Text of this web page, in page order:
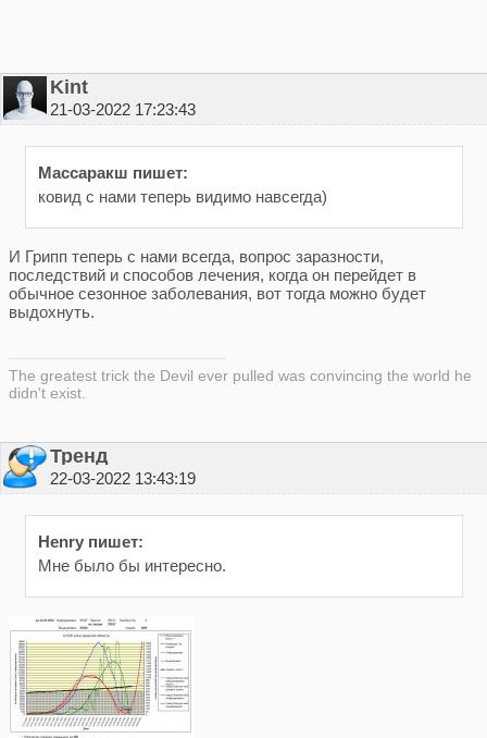
Kint
21-03-2022 17:23:43
Массаракш пишет:
ковид с нами теперь видимо навсегда)
И Грипп теперь с нами всегда, вопрос заразности,
последствий и способов лечения, когда он перейдет в
обычное сезонное заболевания, вот тогда можно будет
выдохнуть.
The greatest trick the Devil ever pulled was convincing the world he
didn't exist.
Тренд
22-03-2022 13:43:19
Henry пишет:
Мне было бы интересно.